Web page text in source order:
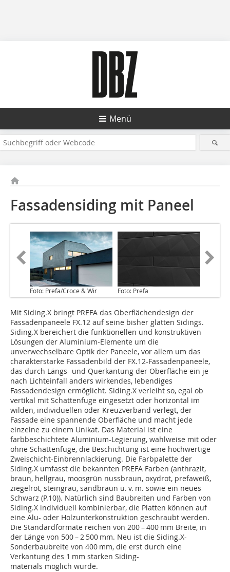
Menü
Fassadensiding mit Paneel
Foto: Prefa/Croce & Wir Foto: Prefa
Mit Siding.X bringt PREFA das Oberflächendesign der
Fassadenpaneele FX.12 auf seine bisher glatten Sidings.
Siding.X bereichert die funktionellen und konstruktiven
Lösungen der Aluminium-Elemente um die
unverwechselbare Optik der Paneele, vor allem um das
charakterstarke Fassadenbild der FX.12-Fassadenpaneele,
das durch Längs- und Querkantung der Oberfläche ein je
nach Lichteinfall anders wirkendes, lebendiges
Fassadendesign ermöglicht. Siding.X verleiht so, egal ob
vertikal mit Schattenfuge eingesetzt oder horizontal im
wilden, individuellen oder Kreuzverband verlegt, der
Fassade eine spannende Oberfläche und macht jede
einzelne zu einem Unikat. Das Material ist eine
farbbeschichtete Aluminium-Legierung, wahlweise mit oder
ohne Schattenfuge, die Beschichtung ist eine hochwertige
Zweischicht-Einbrennlackierung. Die Farbpalette der
Siding.X umfasst die bekannten PREFA Farben (anthrazit,
braun, hellgrau, moosgrün nussbraun, oxydrot, prefaweiß,
ziegelrot, steingrau, sandbraun u. v. m. sowie ein neues
Schwarz (P.10)). Natürlich sind Baubreiten und Farben von
Siding.X individuell kombinierbar, die Platten können auf
eine Alu- oder Holzunterkonstruktion geschraubt werden.
Die Standardformate reichen von 200 – 400 mm Breite, in
der Länge von 500 – 2 500 mm. Neu ist die Siding.X-
Sonderbaubreite von 400 mm, die erst durch eine
Verkantung des 1 mm starken Siding-
materials möglich wurde.